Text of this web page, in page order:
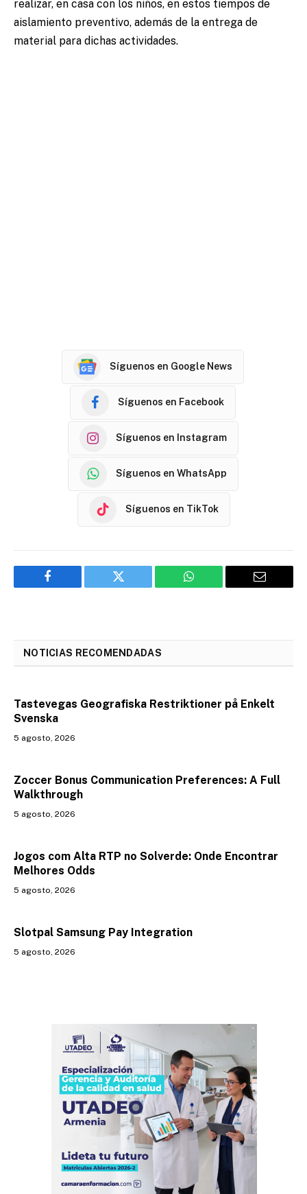
realizar, en casa con los niños, en estos tiempos de
aislamiento preventivo, además de la entrega de
material para dichas actividades.
Síguenos en Google News
Síguenos en Facebook
Síguenos en Instagram
Síguenos en WhatsApp
Síguenos en TikTok
Facebook Twitter WhatsApp Email
NOTICIAS RECOMENDADAS
Tastevegas Geografiska Restriktioner på Enkelt
Svenska
5 agosto, 2026
Zoccer Bonus Communication Preferences: A Full
Walkthrough
5 agosto, 2026
Jogos com Alta RTP no Solverde: Onde Encontrar
Melhores Odds
5 agosto, 2026
Slotpal Samsung Pay Integration
5 agosto, 2026